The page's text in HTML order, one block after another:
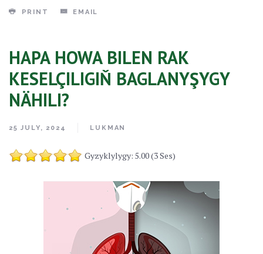
PRINT EMAIL
HAPA HOWA BILEN RAK
KESELÇILIGIŇ BAGLANYŞYGY
NÄHILI?
25 JULY, 2024 LUKMAN
Gyzyklylygy: 5.00 (3 Ses)